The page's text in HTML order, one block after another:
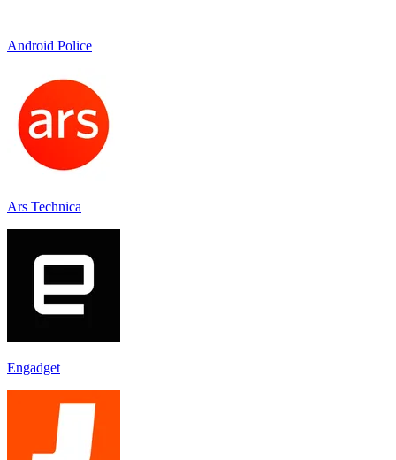
Android Police
Ars Technica
Engadget